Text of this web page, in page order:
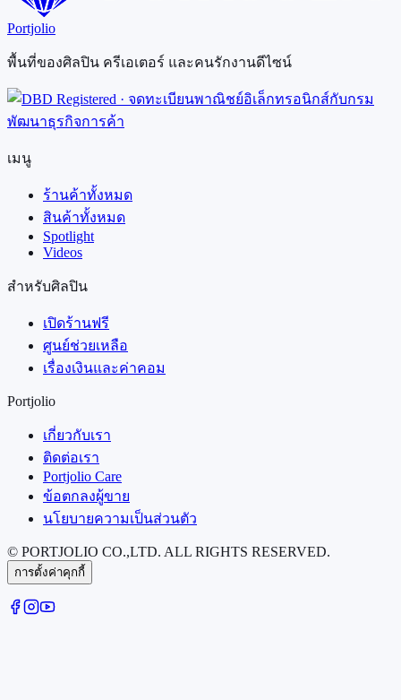
Portjolio
พื้นที่ของศิลปิน ครีเอเตอร์ และคนรักงานดีไซน์
เมนู
ร้านค้าทั้งหมด
สินค้าทั้งหมด
Spotlight
Videos
สำหรับศิลปิน
เปิดร้านฟรี
ศูนย์ช่วยเหลือ
เรื่องเงินและค่าคอม
Portjolio
เกี่ยวกับเรา
ติดต่อเรา
Portjolio Care
ข้อตกลงผู้ขาย
นโยบายความเป็นส่วนตัว
© PORTJOLIO CO.,LTD. ALL RIGHTS RESERVED.
การตั้งค่าคุกกี้